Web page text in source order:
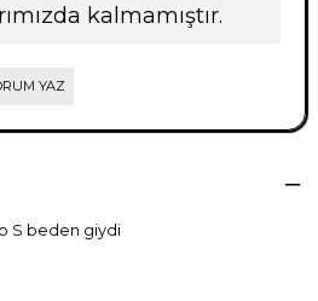
kalmamıştır.
YAZ
S beden giydi